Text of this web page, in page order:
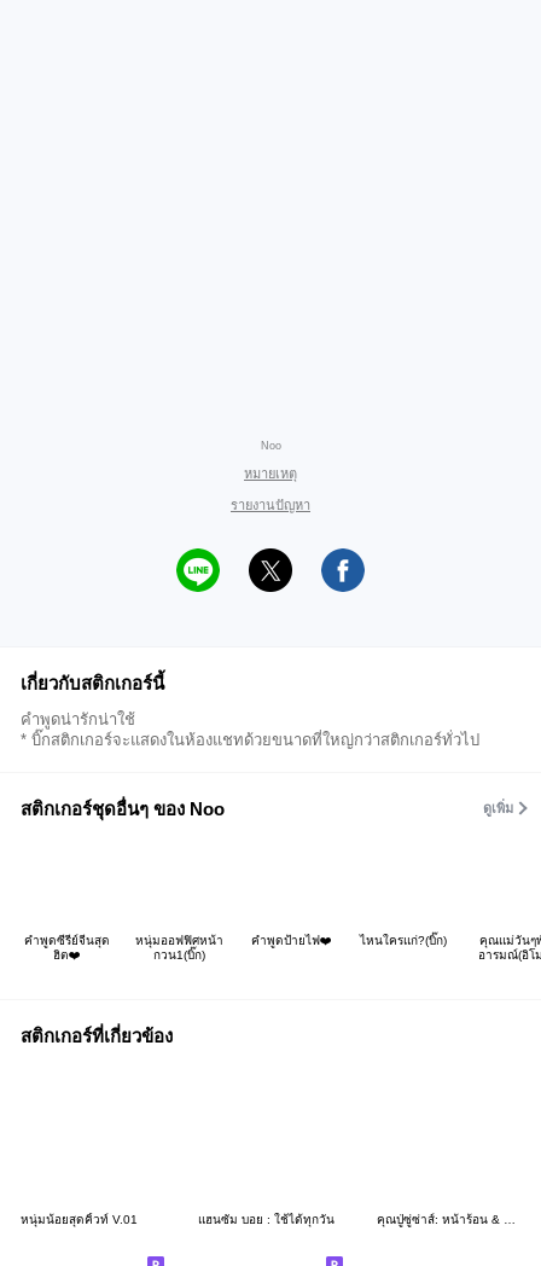
Noo
หมายเหตุ
รายงานปัญหา
เกี่ยวกับสติกเกอร์นี้
คำพูดน่ารักน่าใช้
* บิ๊กสติกเกอร์จะแสดงในห้องแชทด้วยขนาดที่ใหญ่กว่าสติกเกอร์ทั่วไป
สติกเกอร์ชุดอื่นๆ ของ Noo ดูเพิ่ม
คำพูดซีรีย์จีนสุด
ฮิต❤️
หนุ่มออฟฟิศหน้า
กวน1(บิ๊ก)
คำพูดป้ายไฟ❤️ ไหนใครแก่?(บิ๊ก)
คุณแม่วันๆ
อารมณ์(อิโ
สติกเกอร์ที่เกี่ยวข้อง
หนุ่มน้อยสุดคิ้วท์ V.01 แฮนซัม บอย : ใช้ได้ทุกวัน คุณปู่ซู่ซ่าส์: หน้าร้อน & สงกรานต์